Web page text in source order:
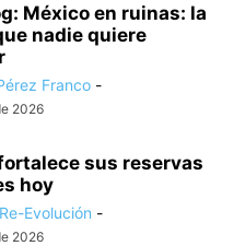
México en ruinas: la
nadie quiere
Franco -
2026
sus reservas
hoy
Evolución -
2026